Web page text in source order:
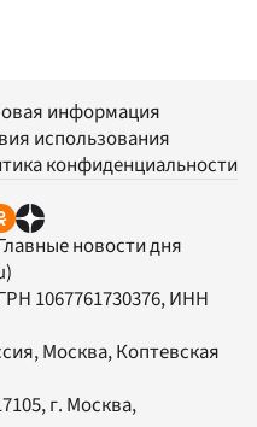
информация
использования
конфиденциальности
новости дня
1067761730376, ИНН
Москва, Коптевская
, г. Москва,